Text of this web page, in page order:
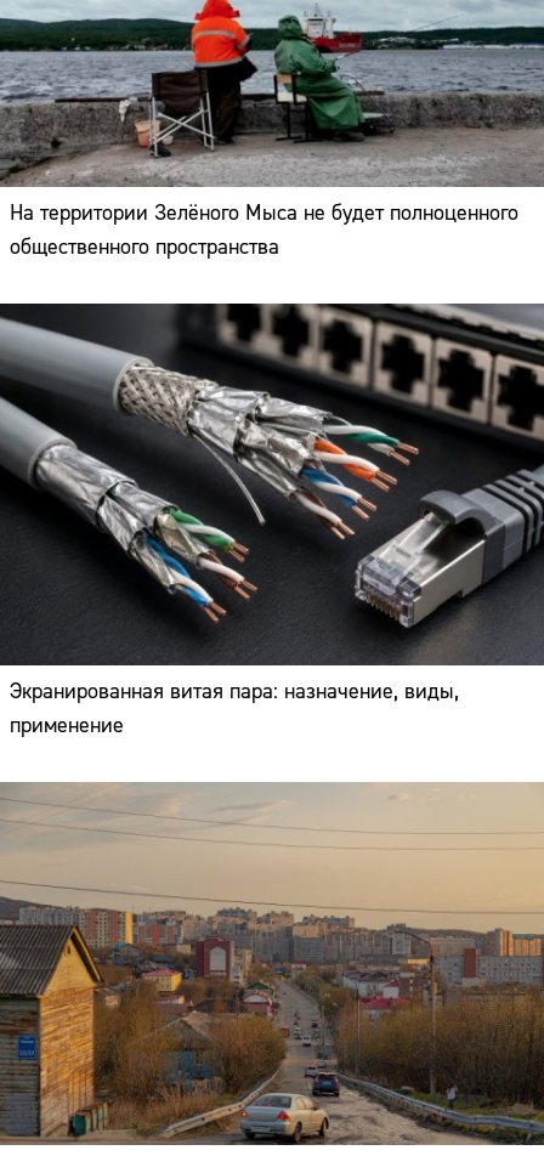
На территории Зелёного Мыса не будет полноценного
общественного пространства
Экранированная витая пара: назначение, виды,
применение